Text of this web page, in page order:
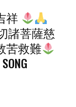
祥
諸菩薩慈
苦救難